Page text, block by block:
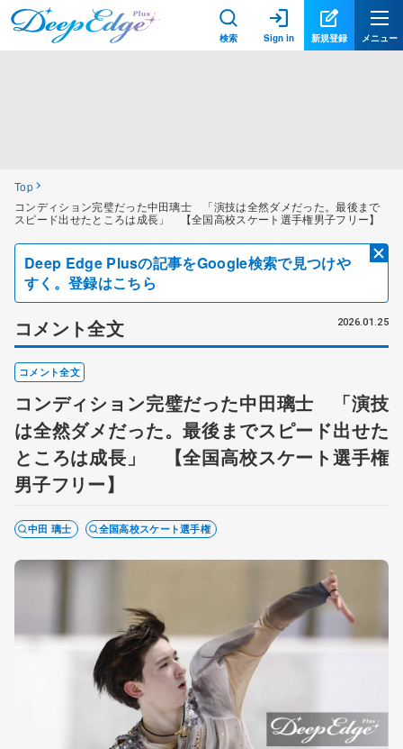
検索 Sign in 新規登録 メニュー
Top
コンディション完璧だった中田璃士 「演技は全然ダメだった。最後まで
スピード出せたところは成長」 【全国高校スケート選手権男子フリー】
Deep Edge Plusの記事をGoogle検索で見つけや
すく。登録はこちら
コメント全文 2026.01.25
コメント全文
コンディション完璧だった中田璃士 「演技
は全然ダメだった。最後までスピード出せた
ところは成長」 【全国高校スケート選手権
男子フリー】
中田 璃士 全国高校スケート選手権